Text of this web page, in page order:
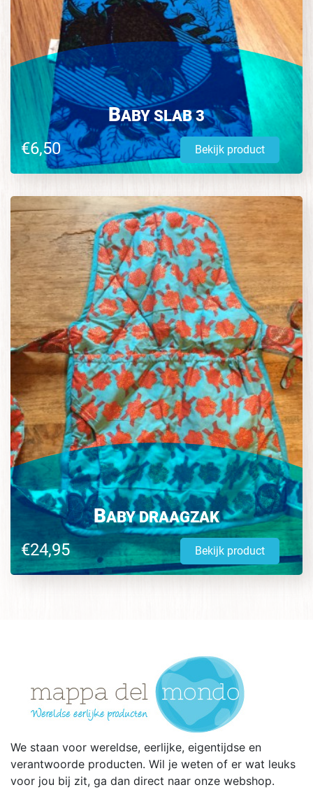
BABY SLAB 3
€6,50 Bekijk product
BABY DRAAGZAK
€24,95 Bekijk product
We staan voor wereldse, eerlijke, eigentijdse en
verantwoorde producten. Wil je weten of er wat leuks
voor jou bij zit, ga dan direct naar onze webshop.